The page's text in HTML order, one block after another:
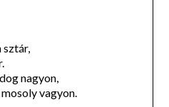
sztár,
nagyon,
vagyon.